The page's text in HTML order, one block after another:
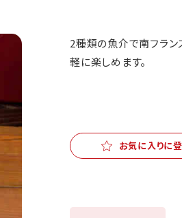
2種類の魚介で南フラン
軽に楽しめます。
お気に入りに